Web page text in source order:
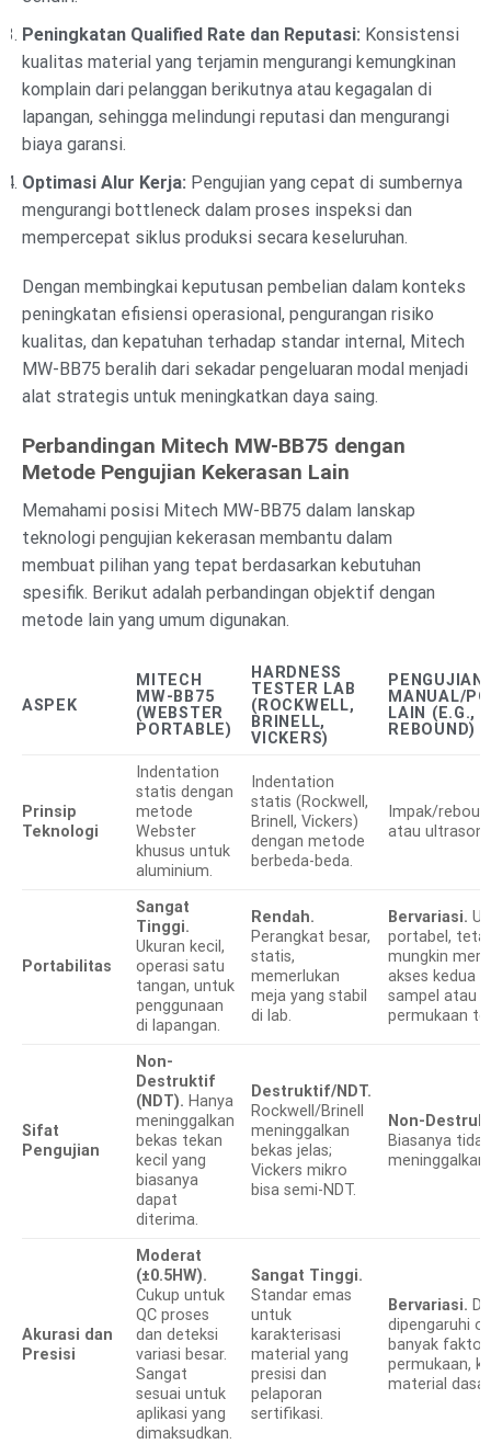
Peningkatan Qualified Rate dan Reputasi: Konsistensi
kualitas material yang terjamin mengurangi kemungkinan
komplain dari pelanggan berikutnya atau kegagalan di
lapangan, sehingga melindungi reputasi dan mengurangi
biaya garansi.
Optimasi Alur Kerja: Pengujian yang cepat di sumbernya
mengurangi bottleneck dalam proses inspeksi dan
mempercepat siklus produksi secara keseluruhan.
Dengan membingkai keputusan pembelian dalam konteks
peningkatan efisiensi operasional, pengurangan risiko
kualitas, dan kepatuhan terhadap standar internal, Mitech
MW-BB75 beralih dari sekadar pengeluaran modal menjadi
alat strategis untuk meningkatkan daya saing.
Perbandingan Mitech MW-BB75 dengan
Metode Pengujian Kekerasan Lain
Memahami posisi Mitech MW-BB75 dalam lanskap
teknologi pengujian kekerasan membantu dalam
membuat pilihan yang tepat berdasarkan kebutuhan
spesifik. Berikut adalah perbandingan objektif dengan
metode lain yang umum digunakan.
ASPEK
MITECH
MW-BB75
(WEBSTER
PORTABLE)
HARDNESS
TESTER LAB
(ROCKWELL,
BRINELL,
VICKERS)
PENGUJIAN
MANUAL/
LAIN (E.G.,
REBOUND)
Prinsip
Teknologi
Indentation
statis dengan
metode
Webster
khusus untuk
aluminium.
Indentation
statis (Rockwell,
Brinell, Vickers)
dengan metode
berbeda-beda.
Impak/
atau
Portabilitas
Sangat
Tinggi.
Ukuran kecil,
operasi satu
tangan, untuk
penggunaan
di lapangan.
Rendah.
Perangkat besar,
statis,
memerlukan
meja yang stabil
di lab.
Bervariasi.
portabel,
mungkin
akses kedua
sampel atau
permukaan
Sifat
Pengujian
Non-
Destruktif
(NDT). Hanya
meninggalkan
bekas tekan
kecil yang
biasanya
dapat
diterima.
Destruktif/NDT.
Rockwell/Brinell
meninggalkan
bekas jelas;
Vickers mikro
bisa semi-NDT.
Non-
Biasanya tidak
meninggalkan
Akurasi dan
Presisi
Moderat
(±0.5HW).
Cukup untuk
QC proses
dan deteksi
variasi besar.
Sangat
sesuai untuk
aplikasi yang
dimaksudkan.
Sangat Tinggi.
Standar emas
untuk
karakterisasi
material yang
presisi dan
pelaporan
sertifikasi.
Bervariasi.
dipengaruhi
banyak
permukaan,
material